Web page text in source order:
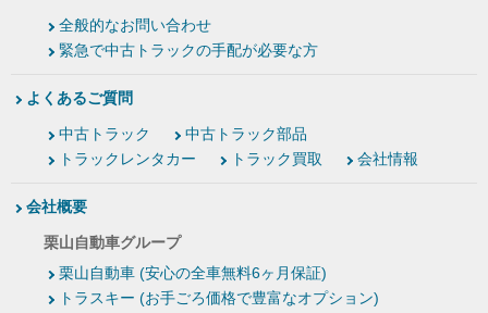
全般的なお問い合わせ
緊急で中古トラックの手配が必要な方
よくあるご質問
中古トラック
中古トラック部品
トラックレンタカー
トラック買取 会社情報
会社概要
栗山自動車グループ
栗山自動車 (安心の全車無料6ヶ月保証)
トラスキー (お手ごろ価格で豊富なオプション)